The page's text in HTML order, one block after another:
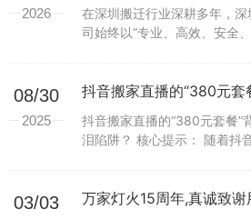
2026
在深圳搬迁行业深耕多年，
司始终以“专业、高效、安全
系和...
08/30
2025
抖音搬家直播的“380元套餐”
泪陷阱？ 核心提示： 随着抖
03/03